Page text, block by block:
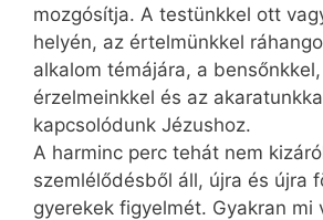
mozgósítja. A testünkkel ott
helyén, az értelmünkkel
alkalom témájára, a
érzelmeinkkel és az
kapcsolódunk Jézushoz.
A harminc perc tehát nem
szemlélődésből áll, újra és újra
gyerekek figyelmét. Gyakran mi